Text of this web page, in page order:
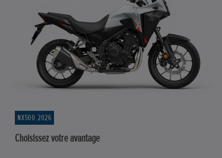
NX500 2026
Choisissez votre avantage